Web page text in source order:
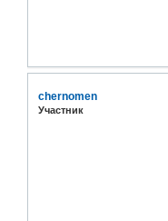
chernomen
Участник